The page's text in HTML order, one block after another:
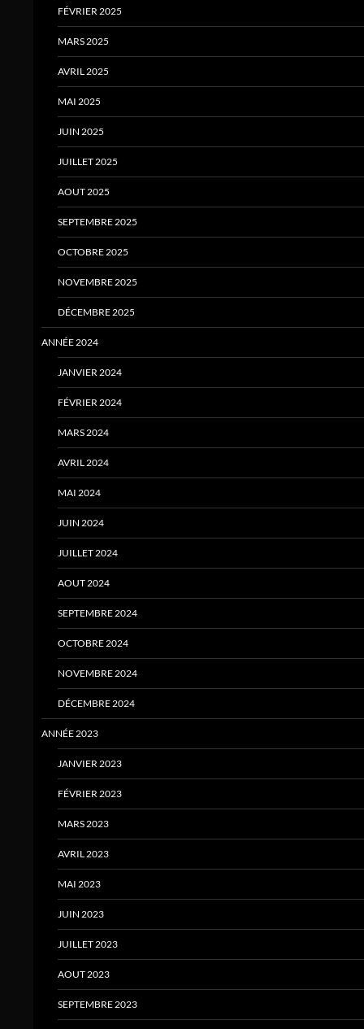
FÉVRIER 2025
MARS 2025
AVRIL 2025
MAI 2025
JUIN 2025
JUILLET 2025
AOUT 2025
SEPTEMBRE 2025
OCTOBRE 2025
NOVEMBRE 2025
DÉCEMBRE 2025
ANNÉE 2024
JANVIER 2024
FÉVRIER 2024
MARS 2024
AVRIL 2024
MAI 2024
JUIN 2024
JUILLET 2024
AOUT 2024
SEPTEMBRE 2024
OCTOBRE 2024
NOVEMBRE 2024
DÉCEMBRE 2024
ANNÉE 2023
JANVIER 2023
FÉVRIER 2023
MARS 2023
AVRIL 2023
MAI 2023
JUIN 2023
JUILLET 2023
AOUT 2023
SEPTEMBRE 2023